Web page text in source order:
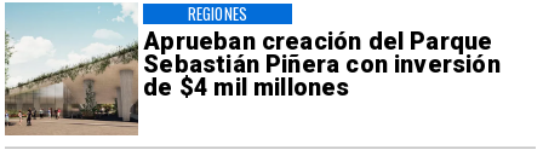
Aprueban creación del Parque
Sebastián Piñera con inversión
de $4 mil millones
REGIONES